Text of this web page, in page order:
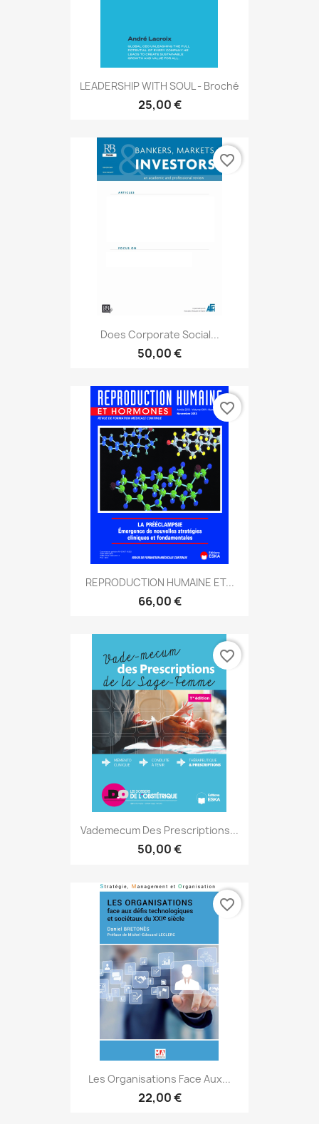
LEADERSHIP WITH SOUL - Broché
25,00 €
Does Corporate Social...
50,00 €
favorite_border
REPRODUCTION HUMAINE ET...
66,00 €
favorite_border
Vademecum Des Prescriptions...
50,00 €
favorite_border
Les Organisations Face Aux...
22,00 €
favorite_border